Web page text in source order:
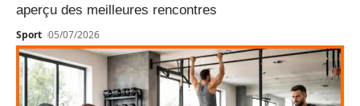
aperçu des meilleures rencontres
Sport 05/07/2026